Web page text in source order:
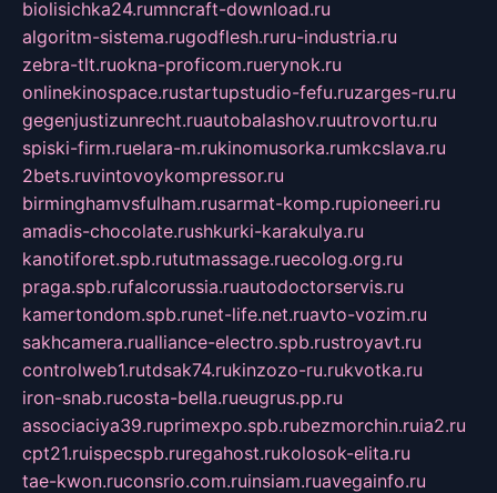
biolisichka24.rumncraft-download.ru
algoritm-sistema.rugodflesh.ruru-industria.ru
zebra-tlt.ruokna-proficom.ruerynok.ru
onlinekinospace.rustartupstudio-fefu.ruzarges-ru.ru
gegenjustizunrecht.ruautobalashov.ruutrovortu.ru
spiski-firm.ruelara-m.rukinomusorka.rumkcslava.ru
2bets.ruvintovoykompressor.ru
birminghamvsfulham.rusarmat-komp.rupioneeri.ru
amadis-chocolate.rushkurki-karakulya.ru
kanotiforet.spb.rututmassage.ruecolog.org.ru
praga.spb.rufalcorussia.ruautodoctorservis.ru
kamertondom.spb.runet-life.net.ruavto-vozim.ru
sakhcamera.rualliance-electro.spb.rustroyavt.ru
controlweb1.rutdsak74.rukinzozo-ru.rukvotka.ru
iron-snab.rucosta-bella.rueugrus.pp.ru
associaciya39.ruprimexpo.spb.rubezmorchin.ruia2.ru
cpt21.ruispecspb.ruregahost.rukolosok-elita.ru
tae-kwon.ruconsrio.com.ruinsiam.ruavegainfo.ru